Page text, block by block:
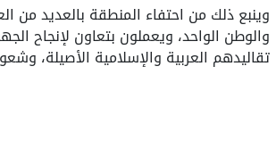
وينبع ذلك من احتفاء المنطقة بالعديد من
والوطن الواحد، ويعملون بتعاون لإنجاح
تقاليدهم العربية والإسلامية الأصيلة،